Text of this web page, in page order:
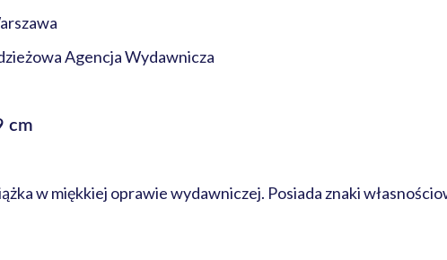
Agencja Wydawnicza
cm
w miękkiej oprawie wydawniczej. Posiada znaki